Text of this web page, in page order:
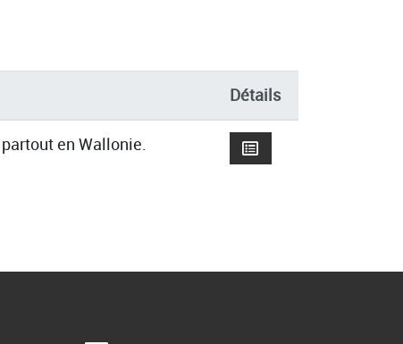
Détails
en Wallonie.